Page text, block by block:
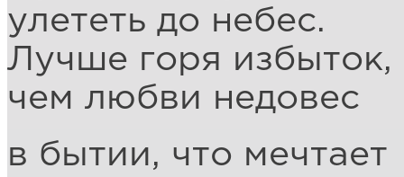
улететь до небес.
Лучше горя избыток,
чем любви недовес
в бытии, что мечтает